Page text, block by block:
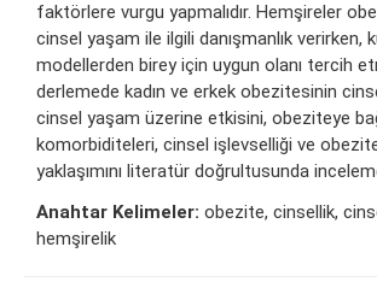
faktörlere vurgu yapmalıdır. Hemşireler
cinsel yaşam ile ilgili danışmanlık verirken,
modellerden birey için uygun olanı tercih
derlemede kadın ve erkek obezitesinin
cinsel yaşam üzerine etkisini, obeziteye
komorbiditeleri, cinsel işlevselliği ve
yaklaşımını literatür doğrultusunda
Anahtar Kelimeler: obezite, cinsellik,
hemşirelik